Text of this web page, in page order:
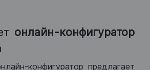
онлайн-конфигуратор
конфигуратор предлагает